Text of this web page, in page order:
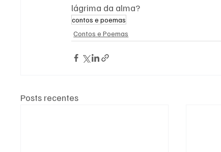
lágrima da alma?
contos e poemas
Contos e Poemas
Posts recentes